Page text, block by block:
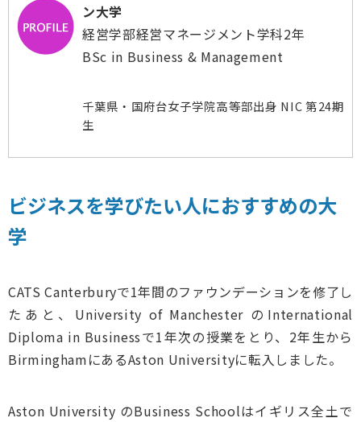
ン大学
経営学部経営マネージメント学科2年
BSc in Business & Management
千葉県・国府台女子学院高等部出身 NIC 第24期
生
ビジネスを学びたい人におすすめの大
学
CATS Canterburyで1年間のファウンデーションを修了し
たあと、University of Manchester のInternational
Diploma in Businessで1年次の授業をとり、2年生から
BirminghamにあるAston Universityに転入しました。
Aston University のBusiness Schoolはイギリス全土で